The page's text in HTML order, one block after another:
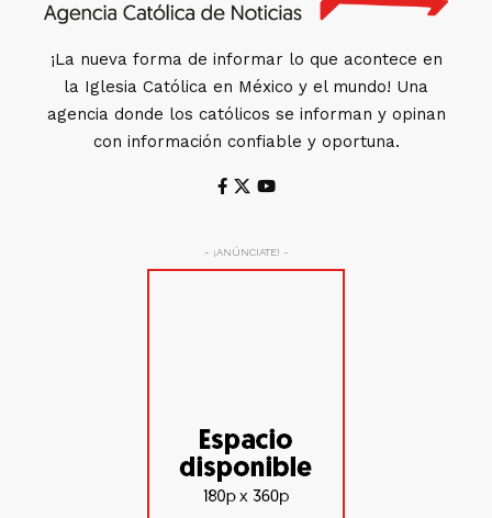
¡La nueva forma de informar lo que acontece en
la Iglesia Católica en México y el mundo! Una
agencia donde los católicos se informan y opinan
con información confiable y oportuna.
- ¡ANÚNCIATE! -